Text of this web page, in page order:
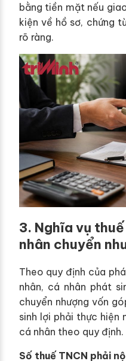
bằng tiền mặt nếu
kiện về hồ sơ, chứng
rõ ràng.
3. Nghĩa vụ
nhân chuyển
Theo quy định của
nhân, cá nhân phát
chuyển nhượng vốn
sinh lợi phải thực hiện
cá nhân theo quy định.
Số thuế TNCN phải